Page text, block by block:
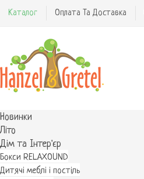
Каталог Оплата Та Доставка
Новинки
Літо
Дім та Інтер'єр
Бокси RELAXOUND
Дитячі меблі і постіль